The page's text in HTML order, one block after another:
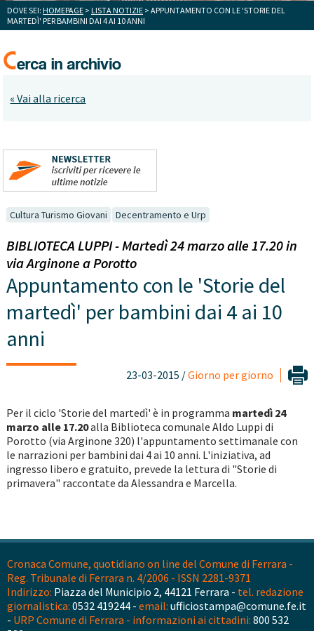
DOVE SEI: HOMEPAGE > LISTA NOTIZIE > APPUNTAMENTO CON LE 'STORIE DEL
MARTEDÌ' PER BAMBINI DAI 4 AI 10 ANNI
« Vai alla ricerca
Cultura Turismo Giovani Decentramento e Urp
BIBLIOTECA LUPPI - Martedì 24 marzo alle 17.20 in
via Arginone a Porotto
Appuntamento con le 'Storie del
martedì' per bambini dai 4 ai 10
anni
23-03-2015 /Giorno per giorno
Per il ciclo 'Storie del martedì' è in programma martedì 24
marzo alle 17.20alla Biblioteca comunale Aldo Luppi di
Porotto (via Arginone 320) l'appuntamento settimanale con
le narrazioni per bambini dai 4 ai 10 anni. L'iniziativa, ad
ingresso libero e gratuito, prevede la lettura di "Storie di
primavera" raccontate da Alessandra e Marcella.
Cronaca Comune, quotidiano on line del Comune di Ferrara -
Reg. Tribunale di Ferrara n. 4/2006 - ISSN 2281-9371
Indirizzo: Piazza del Municipio 2, 44121 Ferrara - tel. redazione
giornalistica: 0532 419244 - email: ufficiostampa@comune.fe.it
- URP Comune di Ferrara - informazioni ai cittadini: 800 532